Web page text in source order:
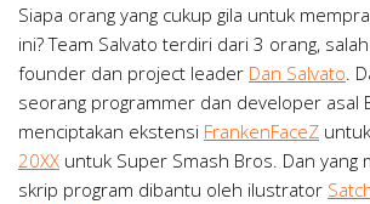
Siapa orang yang cukup gila untuk
ini? Team Salvato terdiri dari 3 orang,
founder dan project leader Dan Salvato .
seorang programmer dan developer asal
menciptakan ekstensi FrankenFaceZ
20XX untuk Super Smash Bros. Dan yang
skrip program dibantu oleh ilustrator